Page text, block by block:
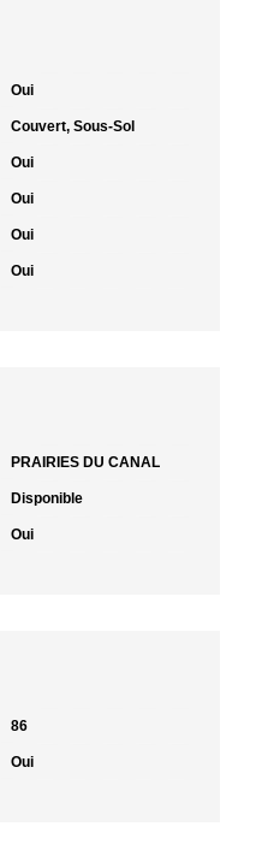
Oui
Couvert, Sous-Sol
Oui
Oui
Oui
Oui
PRAIRIES DU CANAL
Disponible
Oui
86
Oui